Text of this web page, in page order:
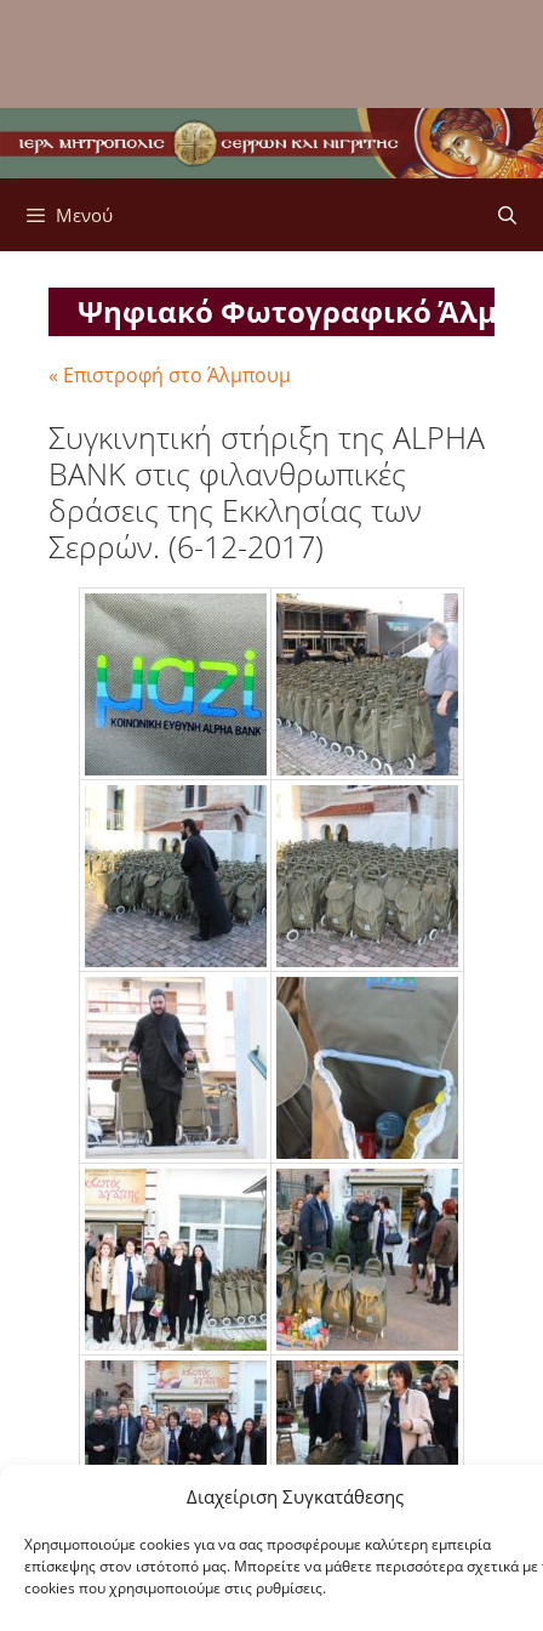
Διαχείριση Συγκατάθεσης
Χρησιμοποιούμε cookies για να σας προσφέρουμε καλύτερη εμπειρία
επίσκεψης στον ιστότοπό μας. Μπορείτε να μάθετε περισσότερα σχετικά με
cookies που χρησιμοποιούμε στις ρυθμίσεις.
Μενού
Ψηφιακό Φωτογραφικό
« Επιστροφή στο Άλμπουμ
Συγκινητική στήριξη της ALPHA
BANK στις φιλανθρωπικές
δράσεις της Εκκλησίας των
Σερρών. (6-12-2017)